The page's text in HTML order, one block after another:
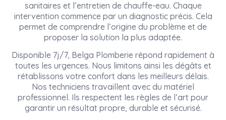
sanitaires et l’entretien de chauffe-eau. Chaque
intervention commence par un diagnostic précis. Cela
permet de comprendre l’origine du problème et de
proposer la solution la plus adaptée.
Disponible 7j/7, Belga Plomberie répond rapidement à
toutes les urgences. Nous limitons ainsi les dégâts et
rétablissons votre confort dans les meilleurs délais.
Nos techniciens travaillent avec du matériel
professionnel. Ils respectent les règles de l’art pour
garantir un résultat propre, durable et sécurisé.